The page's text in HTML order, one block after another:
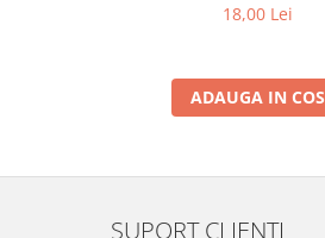
18,00 Lei
ADAUGA IN COS
SUPORT CLIENTI